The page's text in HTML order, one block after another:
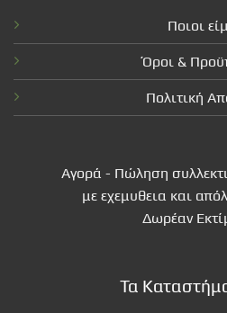
Ποιοι
Όροι &
Πολιτική
Αγορά - Πώληση
με εχεμυθεια και
Δωρέαν
Τα